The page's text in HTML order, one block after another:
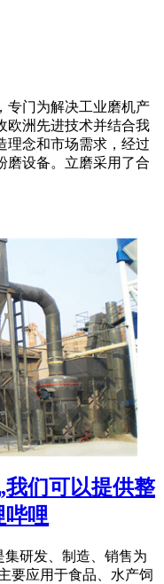
专门为解决工业磨机产
欧洲先进技术并结合我
理念和市场需求，经过
磨设备。立磨采用了合
们可以提供整
哔哩
集研发、制造、销售为
要应用于食品、水产饲